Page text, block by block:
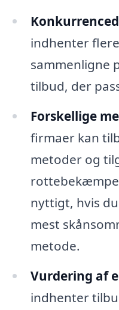
indhenter
sammenligne
tilbud, der
Forskellige
firmaer kan
metoder og
nyttigt, hvis
mest
metode.
Vurdering af
indhenter